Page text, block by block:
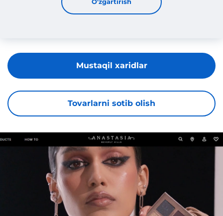
Tovarlarni sotib olish
Mustaqil xaridlar